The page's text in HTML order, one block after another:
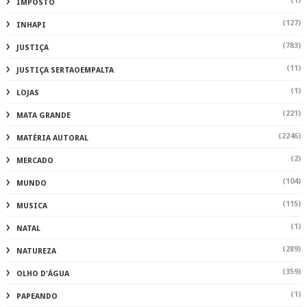
IMPOSTO
INHAPI (127)
JUSTIÇA (783)
JUSTIÇA SERTAOEMPALTA (11)
LOJAS (1)
MATA GRANDE (221)
MATÉRIA AUTORAL (2246)
MERCADO (2)
MUNDO (104)
MUSICA (115)
NATAL (1)
NATUREZA (289)
OLHO D'ÁGUA (359)
PAPEANDO (1)